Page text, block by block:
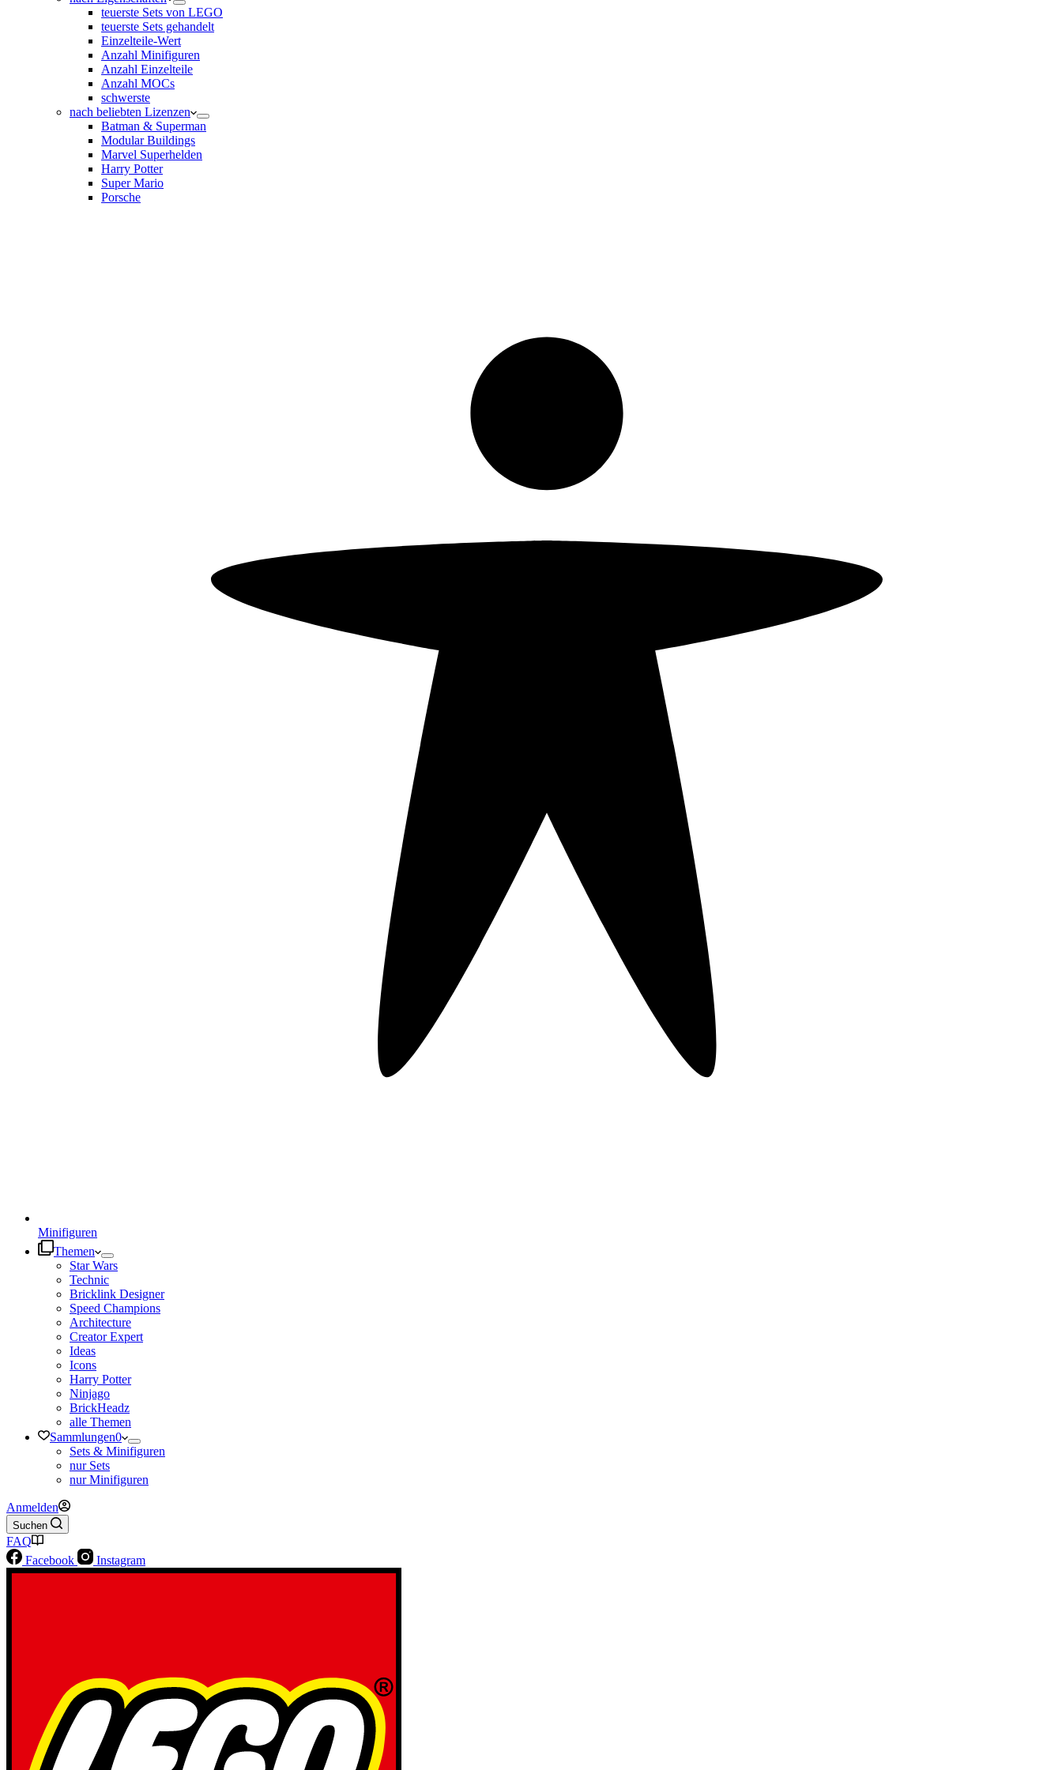
teuerste Sets von LEGO
teuerste Sets gehandelt
Einzelteile-Wert
Anzahl Minifiguren
Anzahl Einzelteile
Anzahl MOCs
schwerste
nach beliebten Lizenzen
Batman & Superman
Modular Buildings
Marvel Superhelden
Harry Potter
Super Mario
Porsche
Minifiguren
Themen
Star Wars
Technic
Bricklink Designer
Speed Champions
Architecture
Creator Expert
Ideas
Icons
Harry Potter
Ninjago
BrickHeadz
alle Themen
Sammlungen0
Sets & Minifiguren
nur Sets
nur Minifiguren
Anmelden
Suchen
FAQ
Facebook
Instagram